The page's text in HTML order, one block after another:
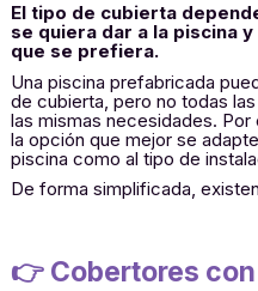
El tipo de cubierta
se quiera dar a la piscina
que se prefiera.
Una piscina prefabricada
de cubierta, pero no todas
las mismas necesidades.
la opción que mejor se
piscina como al tipo de
De forma simplificada,
👉 Cobertores